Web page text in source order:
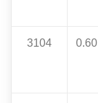
3104 0.60